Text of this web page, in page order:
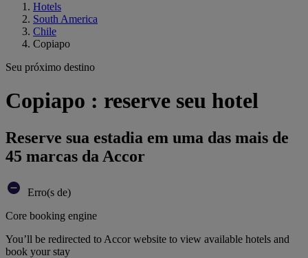
Hotels
South America
Chile
Copiapo
Seu próximo destino
Copiapo : reserve seu hotel
Reserve sua estadia em uma das mais de
45 marcas da Accor
Erro(s de)
Core booking engine
You’ll be redirected to Accor website to view available hotels and
book your stay